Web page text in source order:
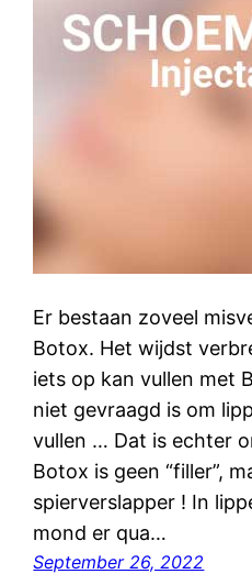
Er bestaan zoveel
Botox. Het wijdst
iets op kan vullen met
niet gevraagd is om
vullen … Dat is echter
Botox is geen “filler”,
spierverslapper ! In
mond er qua…
September 26, 2022